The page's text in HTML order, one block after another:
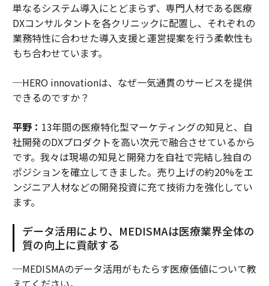
単なるシステム導入にとどまらず、専門人材である医療
DXコンサルタントを各クリニックに配置し、それぞれの
業務特性に合わせた導入支援と運営提案を行う柔軟性も
もち合わせています。
─HERO innovationは、なぜ一気通貫のサービスを提供
できるのですか？
平野： 13年間の医療特化型マーケティングの知見と、自
社開発のDXプロダクトを高い次元で融合させているから
です。我々は現場の知見と開発力を自社で完結し独自の
ポジションを確立してきました。売り上げの約20%をエ
ンジニア人材などの開発投資に充て技術力を強化してい
ます。
データ活用により、MEDISMAは医療業界全体の
質の向上に貢献する
─MEDISMAのデータ活用がもたらす医療価値について教